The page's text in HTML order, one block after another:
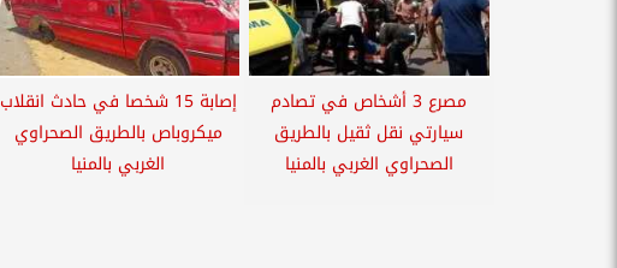
مصرع 3 أشخاص في تصادم
سيارتي نقل ثقيل بالطريق
الصحراوي الغربي بالمنيا
إصابة 15 شخصا في حادث انقلاب
ميكروباص بالطريق الصحراوي
الغربي بالمنيا